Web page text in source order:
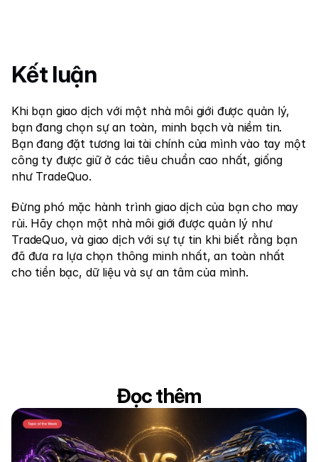
Kết luận
Khi bạn giao dịch với một nhà môi giới được quản lý,
bạn đang chọn sự an toàn, minh bạch và niềm tin.
Bạn đang đặt tương lai tài chính của mình vào tay một
công ty được giữ ở các tiêu chuẩn cao nhất, giống
như TradeQuo.
Đừng phó mặc hành trình giao dịch của bạn cho may
rủi. Hãy chọn một nhà môi giới được quản lý như
TradeQuo, và giao dịch với sự tự tin khi biết rằng bạn
đã đưa ra lựa chọn thông minh nhất, an toàn nhất
cho tiền bạc, dữ liệu và sự an tâm của mình.
Đọc thêm